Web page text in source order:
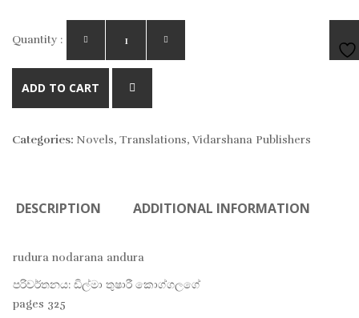
Quantity :
ADD TO CART
Categories: Novels, Translations, Vidarshana Publishers
DESCRIPTION ADDITIONAL INFORMATION
rudura nodarana andura
පරිවර්තනය: ඩිල්මා තුෂාරී කොග්ගලගේ
pages 325